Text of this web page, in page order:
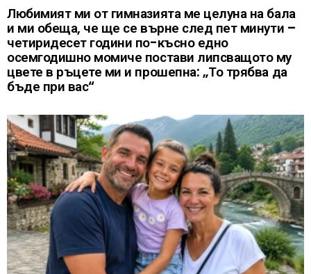
Любимият ми от гимназията ме целуна на бала
и ми обеща, че ще се върне след пет минути –
четиридесет години по-късно едно
осемгодишно момиче постави липсващото му
цвете в ръцете ми и прошепна: „То трябва да
бъде при вас“